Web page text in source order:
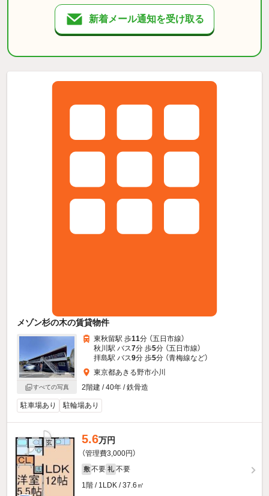
新着メール通知を受け取る
メゾン杉の木の賃貸物件
すべての写真
東秋留駅 歩11分 （五日市線）
秋川駅 バス7分 歩5分 （五日市線）
拝島駅 バス9分 歩5分 （青梅線など）
東京都あきる野市小川
2階建 / 40年 / 鉄骨造
駐車場あり 駐輪場あり
5.6万円
（管理費3,000円）
敷 不要 礼 不要
1階 / 1LDK / 37.6㎡